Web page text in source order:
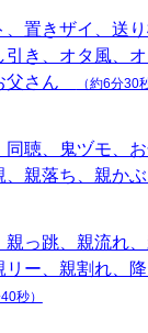
、置きザイ、送り
引き、オタ風、
父さん
（約6分30
同聴、鬼ヅモ、お
、親落ち、親か
親っ跳、親流れ
ー、親割れ、降
秒）